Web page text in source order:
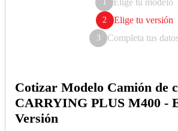
1 Elige tu modelo
2 Elige tu versión
3 Completa tus
Cotizar Modelo Camión de
CARRYING PLUS M400 -
Versión